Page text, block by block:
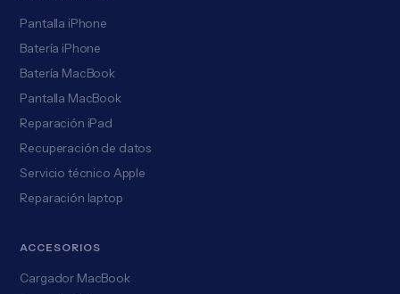
Pantalla iPhone
Batería iPhone
Batería MacBook
Pantalla MacBook
Reparación iPad
Recuperación de datos
Servicio técnico Apple
Reparación laptop
ACCESORIOS
Cargador MacBook